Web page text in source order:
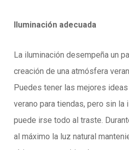
Iluminación adecuada
La iluminación desempeña un
creación de una atmósfera
Puedes tener las mejores
verano para tiendas, pero sin la
puede irse todo al traste.
al máximo la luz natural